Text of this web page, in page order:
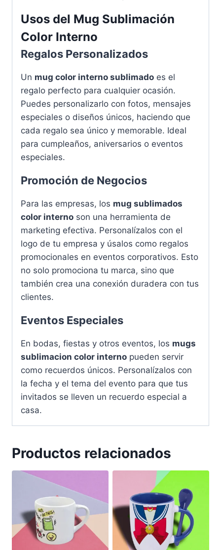
Usos del Mug Sublimación
Color Interno
Regalos Personalizados
Un mug color interno sublimado es el
regalo perfecto para cualquier ocasión.
Puedes personalizarlo con fotos, mensajes
especiales o diseños únicos, haciendo que
cada regalo sea único y memorable. Ideal
para cumpleaños, aniversarios o eventos
especiales.
Promoción de Negocios
Para las empresas, los mug sublimados
color interno son una herramienta de
marketing efectiva. Personalízalos con el
logo de tu empresa y úsalos como regalos
promocionales en eventos corporativos. Esto
no solo promociona tu marca, sino que
también crea una conexión duradera con tus
clientes.
Eventos Especiales
En bodas, fiestas y otros eventos, los mugs
sublimacion color interno pueden servir
como recuerdos únicos. Personalízalos con
la fecha y el tema del evento para que tus
invitados se lleven un recuerdo especial a
casa.
Productos relacionados